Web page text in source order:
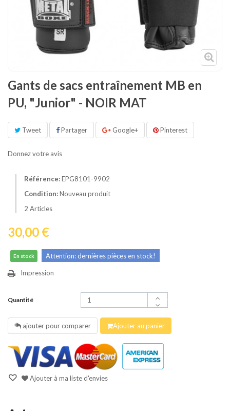
Décoration
Gants de sacs entraînement MB en
PU, "Junior" - NOIR MAT
Tweet Partager Google+ Pinterest
Donnez votre avis
Référence:EPG8101-9902
Condition:Nouveau produit
2 Articles
30,00 €
En stock Attention: dernières pièces en stock!
Impression
Quantité
ajouter pour comparer Ajouter au panier
Ajouter à ma liste d'envies